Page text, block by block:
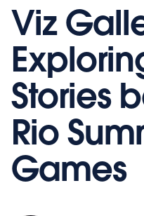
Viz
Stories
Rio
Games